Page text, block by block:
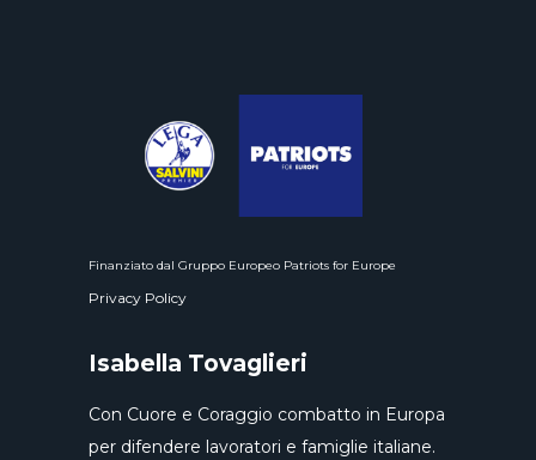
Finanziato dal Gruppo Europeo Patriots for Europe
Privacy Policy
Isabella Tovaglieri
Con Cuore e Coraggio combatto in Europa
per difendere lavoratori e famiglie italiane.